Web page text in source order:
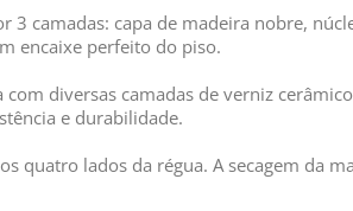
camadas: capa de madeira nobre,
encaixe perfeito do piso.
diversas camadas de verniz
e durabilidade.
quatro lados da régua. A secagem da